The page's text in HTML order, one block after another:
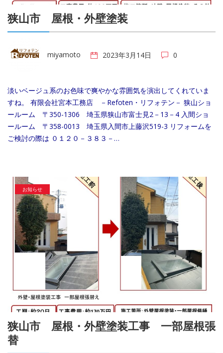
狭山市 屋根・外壁塗装
miyamoto 2023年3月14日 0
淡いベージュ系のお色味で爽やかな雰囲気を演出してくれていま
すね。 有限会社宮本工務店 －Refoten・リフォテン－ 狭山ショ
ールーム 〒350-1306 埼玉県狭山市富士見2－13－4 入間ショ
ールーム 〒358-0013 埼玉県入間市上藤沢519-3 リフォームを
ご検討の際は ０１２０－３８３－…
お知らせ
狭山市 屋根・外壁塗装工事 一部屋根張
替